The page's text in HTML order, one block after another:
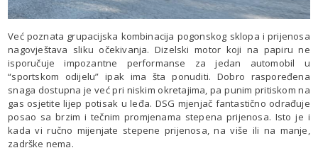
Već poznata grupacijska kombinacija pogonskog sklopa i prijenosa
nagovještava sliku očekivanja. Dizelski motor koji na papiru ne
isporučuje impozantne performanse za jedan automobil u
“sportskom odijelu” ipak ima šta ponuditi. Dobro raspoređena
snaga dostupna je već pri niskim okretajima, pa punim pritiskom na
gas osjetite lijep potisak u leđa. DSG mjenjač fantastično odrađuje
posao sa brzim i tečnim promjenama stepena prijenosa. Isto je i
kada vi ručno mijenjate stepene prijenosa, na više ili na manje,
zadrške nema.